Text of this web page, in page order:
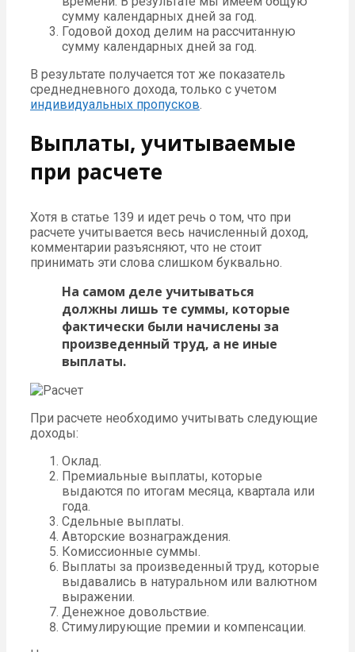
сумму календарных дней за год.
Годовой доход делим на рассчитанную
сумму календарных дней за год.
В результате получается тот же показатель
среднедневного дохода, только с учетом
индивидуальных пропусков
Выплаты, учитываемые
при расчете
Хотя в статье 139 и идет речь о том, что при
расчете учитывается весь начисленный доход,
комментарии разъясняют, что не стоит
принимать эти слова слишком буквально.
На самом деле учитываться
должны лишь те суммы, которые
фактически были начислены за
произведенный труд, а не иные
выплаты.
При расчете необходимо учитывать следующие
доходы:
Оклад.
Премиальные выплаты, которые
выдаются по итогам месяца, квартала или
года.
Сдельные выплаты.
Авторские вознаграждения.
Комиссионные суммы.
Выплаты за произведенный труд, которые
выдавались в натуральном или валютном
выражении.
Денежное довольствие.
Стимулирующие премии и компенсации.